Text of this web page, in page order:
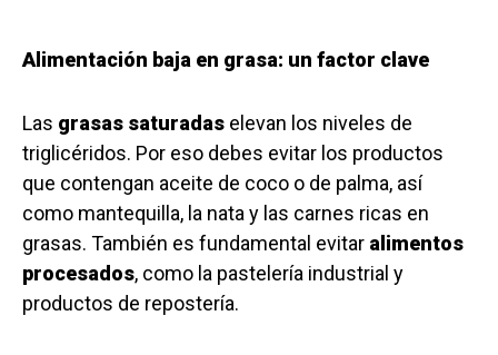
Alimentación baja en grasa: un factor clave
Las grasas saturadas elevan los niveles de
triglicéridos. Por eso debes evitar los productos
que contengan aceite de coco o de palma, así
como mantequilla, la nata y las carnes ricas en
grasas. También es fundamental evitar alimentos
procesados, como la pastelería industrial y
productos de repostería.